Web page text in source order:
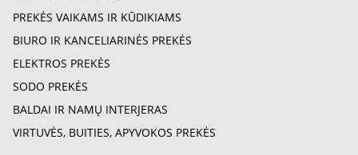
PREKĖS VAIKAMS IR KŪDIKIAMS
BIURO IR KANCELIARINĖS PREKĖS
ELEKTROS PREKĖS
SODO PREKĖS
BALDAI IR NAMŲ INTERJERAS
VIRTUVĖS, BUITIES, APYVOKOS PREKĖS